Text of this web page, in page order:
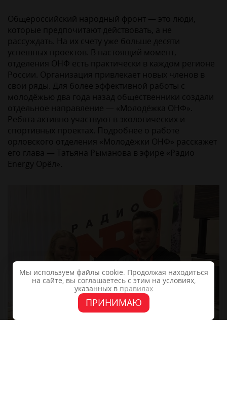
Общероссийский народный фронт — это люди,
которые предпочитают действовать, а не
рассуждать. На их счету уже больше десяти
успешных проектов. В настоящий момент,
отделения ОНФ есть практически в каждом регионе
России. Организация привлекает новых членов в
свои ряды. Для более эффективной работы с
молодёжью два года назад общественники создали
отдельное направление — «Молодёжка ОНФ».
Ребята активно участвуют в экологических и
спортивных проектах. Подробнее о работе
орловского отделения «Молодёжки ОНФ» расскажет
его глава — Татьяна Рыманова в эфире «Радио
Energy Орёл».
Мы используем файлы cookie. Продолжая находиться
на сайте, вы соглашаетесь с этим на условиях,
указанных в правилах
ПРИНИМАЮ